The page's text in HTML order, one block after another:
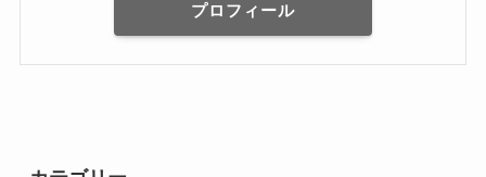
プロフィール